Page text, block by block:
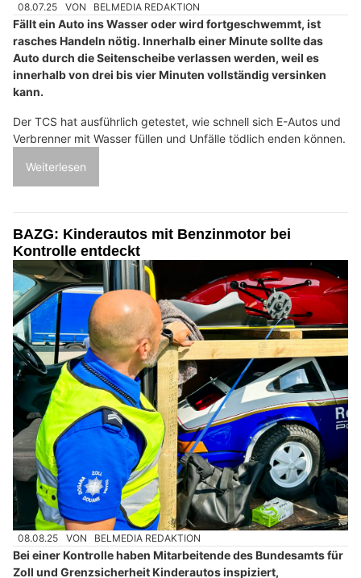
08.07.25 VON BELMEDIA REDAKTION
Fällt ein Auto ins Wasser oder wird fortgeschwemmt, ist
rasches Handeln nötig. Innerhalb einer Minute sollte das
Auto durch die Seitenscheibe verlassen werden, weil es
innerhalb von drei bis vier Minuten vollständig versinken
kann.
Der TCS hat ausführlich getestet, wie schnell sich E-Autos und
Verbrenner mit Wasser füllen und Unfälle tödlich enden können.
Weiterlesen
BAZG: Kinderautos mit Benzinmotor bei
Kontrolle entdeckt
08.08.25 VON BELMEDIA REDAKTION
Bei einer Kontrolle haben Mitarbeitende des Bundesamts für
Zoll und Grenzsicherheit Kinderautos inspiziert,